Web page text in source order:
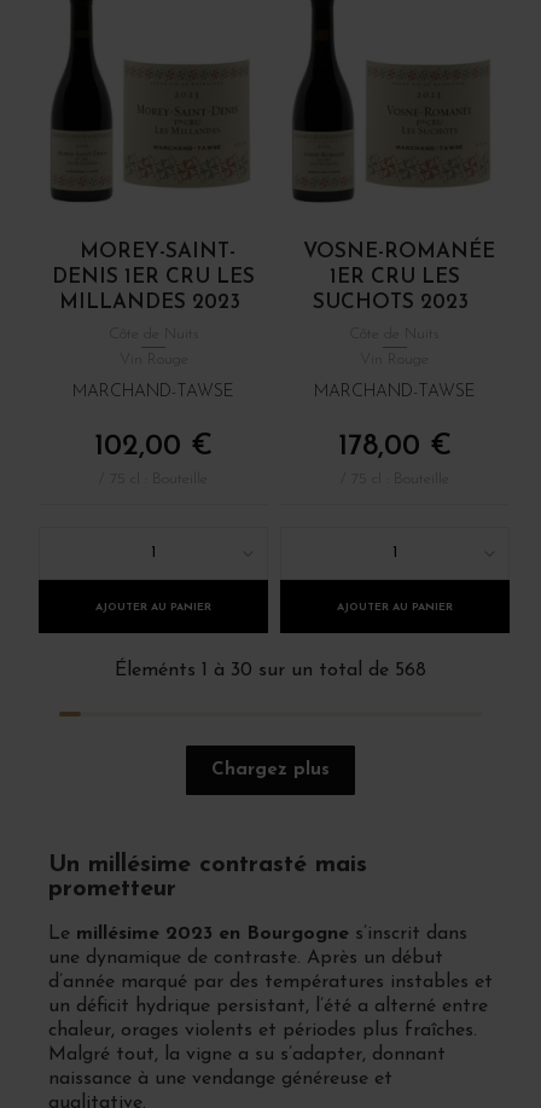
MOREY-SAINT-
DENIS 1ER CRU LES
MILLANDES 2023
MARCHAND-TAWSE
102,00 €
AJOUTER AU PANIER
VOSNE-ROMANÉE
1ER CRU LES
SUCHOTS 2023
MARCHAND-TAWSE
178,00 €
AJOUTER AU PANIER
Éleménts 1 à 30 sur un total de 568
Chargez plus
Un millésime contrasté mais
prometteur
Le millésime 2023 en Bourgogne s’inscrit dans
une dynamique de contraste. Après un début
d’année marqué par des températures instables et
un déficit hydrique persistant, l’été a alterné entre
chaleur, orages violents et périodes plus fraîches.
Malgré tout, la vigne a su s’adapter, donnant
naissance à une vendange généreuse et
qualitative.